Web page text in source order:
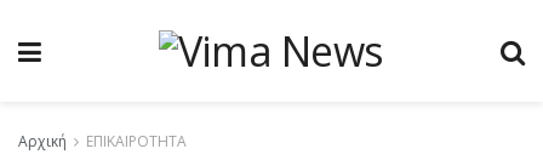
Αρχική ΕΠΙΚΑΙΡΟΤΗΤΑ